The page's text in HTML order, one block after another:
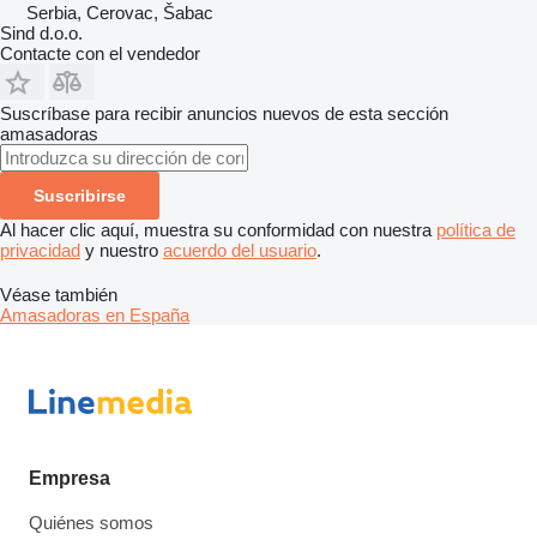
Serbia, Cerovac, Šabac
Sind d.o.o.
Contacte con el vendedor
Suscríbase para recibir anuncios nuevos de esta sección
amasadoras
Suscribirse
Al hacer clic aquí, muestra su conformidad con nuestra política de
privacidad y nuestro acuerdo del usuario.
Véase también
Amasadoras en España
Empresa
Quiénes somos